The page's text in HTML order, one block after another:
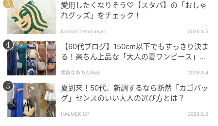
コーデアイテム＆ブランド
カフタンチュニック
ワタシノオヘソ
ボトムス
UNITED ARROWS
シューズ
セタイチロウ
バッグ・バングル
愛用したくなりそう♡【スタバ】の「おしゃ
れグッズ」をチェック！
fashion trend news 2026.8.5
【60代ブログ】150cm以下でもすっきり決ま
る！楽ちん上品な「大人の夏ワンピース」コ
素敵なあの人Web 2026.8.4
夏到来！50代、新調するなら断然「カゴバッ
グ」センスのいい大人の選び方とは？
HALMEK UP 2026.8.5